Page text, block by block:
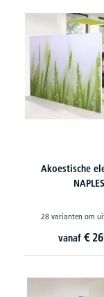
Akoestische
NAPLES
28 varianten om
vanaf €